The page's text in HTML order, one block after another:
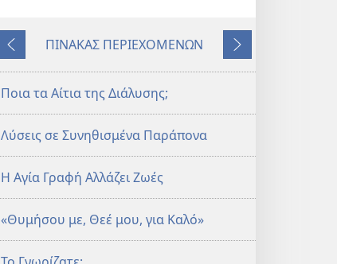
ΣΚΟΠΙΑ
Φεβρουάριος 2011
Προηγούμενο
ΠΙΝΑΚΑΣ ΠΕΡΙΕΧΟΜΕΝΩΝ
Επόμενο
Ποια τα Αίτια της Διάλυσης;
Λύσεις σε Συνηθισμένα Παράπονα
Η Αγία Γραφή Αλλάζει Ζωές
«Θυμήσου με, Θεέ μου, για Καλό»